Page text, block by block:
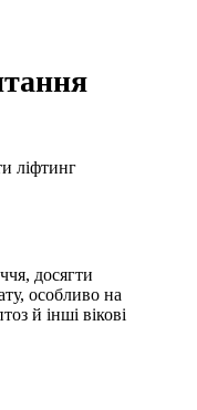
ліфтинг
досягти
особливо на
й інші вікові